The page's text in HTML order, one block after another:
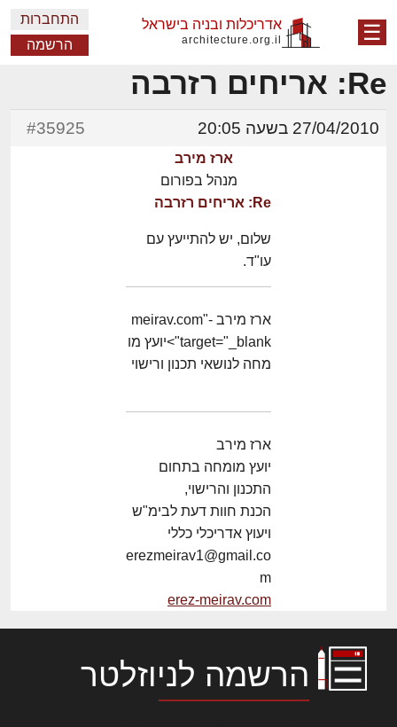
☰ אדריכלות ובניה בישראל
architecture.org.il
התחברות
הרשמה
Re: אריחים רזרבה
27/04/2010 בשעה 20:05 #35925
ארז מירב
מנהל בפורום
Re: אריחים רזרבה
שלום, יש להתייעץ עם
עו"ד.
ארז מירב -meirav.com"
target="_blank">יועץ מו
מחה לנושאי תכנון ורישוי
ארז מירב
יועץ מומחה בתחום
התכנון והרישוי,
הכנת חוות דעת לבימ"ש
ויעוץ אדריכלי כללי
erezmeirav1@gmail.co
m
erez-meirav.com
הרשמה לניוזלטר